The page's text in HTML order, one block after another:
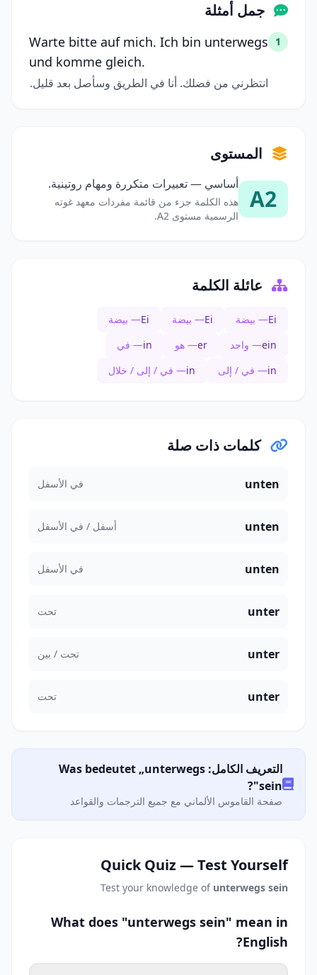
جمل أمثلة
1
Warte bitte auf mich. Ich bin unterwegs
und komme gleich.
انتظرني من فضلك. أنا في الطريق وسأصل بعد قليل.
المستوى
A2
أساسي — تعبيرات متكررة ومهام روتينية.
هذه الكلمة جزء من قائمة مفردات معهد غوته
الرسمية مستوى A2.
عائلة الكلمة
Ei— بيضة Ei— بيضة Ei— بيضة
ein— واحد er— هو in— في
in— في / إلى in— في / إلى / خلال
كلمات ذات صلة
unten في الأسفل
unten أسفل / في الأسفل
unten في الأسفل
unter تحت
unter تحت / بين
unter تحت
التعريف الكامل: Was bedeutet „unterwegs
sein"?
صفحة القاموس الألماني مع جميع الترجمات والقواعد
Quick Quiz — Test Yourself
Test your knowledge of unterwegs sein
What does "unterwegs sein" mean in
English?